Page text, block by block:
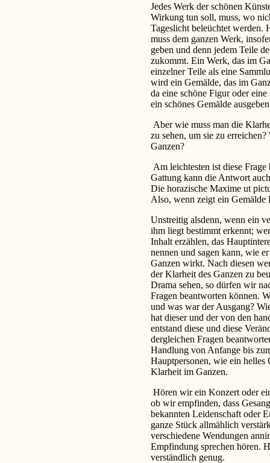
Jedes Werk der schönen
Wirkung tun soll, muss, wo
Tageslicht beleüchtet werden.
muss dem ganzen Werk,
geben und denn jedem Teile
zukommt. Ein Werk, das im
einzelner Teile als eine
wird ein Gemälde, das im
da eine schöne Figur oder
ein schönes Gemälde
Aber wie muss man die
zu sehen, um sie zu
Ganzen?
Am leichtesten ist diese
Gattung kann die Antwort
Die horazische Maxime ut
Also, wenn zeigt ein Gemälde
Unstreitig alsdenn, wenn ein
ihm liegt bestimmt erkennt;
Inhalt erzählen, das
nennen und sagen kann, wie
Ganzen wirkt. Nach diesen
der Klarheit des Ganzen zu
Drama sehen, so dürfen wir
Fragen beantworten können.
und was war der Ausgang?
hat dieser und der von den
entstand diese und diese
dergleichen Fragen
Handlung von Anfange bis
Hauptpersonen, wie ein helles
Klarheit im Ganzen.
Hören wir ein Konzert oder
ob wir empfinden, dass
bekannten Leidenschaft oder
ganze Stück allmählich
verschiedene Wendungen
Empfindung sprechen hören.
verständlich genug.